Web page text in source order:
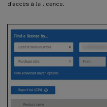
d’accès à la licence.